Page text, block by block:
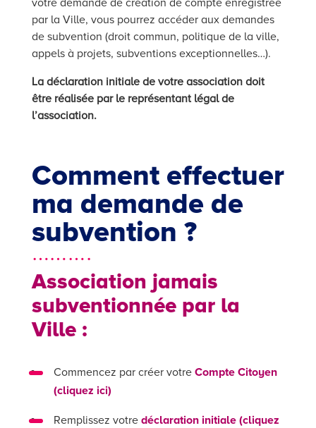
votre demande de création de compte enregistrée
par la Ville, vous pourrez accéder aux demandes
de subvention (droit commun, politique de la ville,
appels à projets, subventions exceptionnelles…).
La déclaration initiale de votre association doit
être réalisée par le représentant légal de
l’association.
Comment effectuer
ma demande de
subvention ?
……….
Association jamais
subventionnée par la
Ville :
Commencez par créer votre Compte Citoyen
(cliquez ici)
Remplissez votre déclaration initiale (cliquez